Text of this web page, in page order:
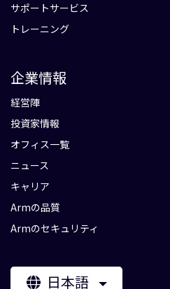
サポートサービス
トレーニング
企業情報
経営陣
投資家情報
オフィス一覧
ニュース
キャリア
Armの品質
Armのセキュリティ
日本語